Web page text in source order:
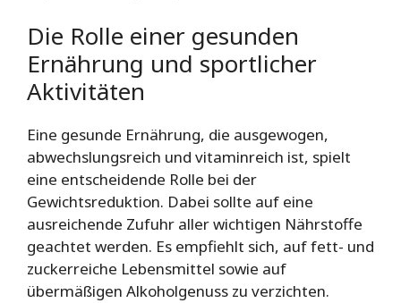
Die Rolle einer gesunden
Ernährung und sportlicher
Aktivitäten
Eine gesunde Ernährung, die ausgewogen,
abwechslungsreich und vitaminreich ist, spielt
eine entscheidende Rolle bei der
Gewichtsreduktion. Dabei sollte auf eine
ausreichende Zufuhr aller wichtigen Nährstoffe
geachtet werden. Es empfiehlt sich, auf fett- und
zuckerreiche Lebensmittel sowie auf
übermäßigen Alkoholgenuss zu verzichten.